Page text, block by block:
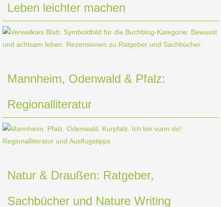
Leben leichter machen
Mannheim, Odenwald & Pfalz:
Regionalliteratur
Natur & Draußen: Ratgeber,
Sachbücher und Nature Writing